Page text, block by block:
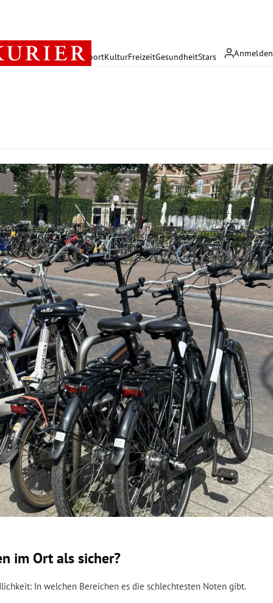
Anmelden
PolitikWirtschaft SportKulturFreizeitGesundheitStars
im Ort als sicher?
In welchen Bereichen es die schlechtesten Noten gibt.